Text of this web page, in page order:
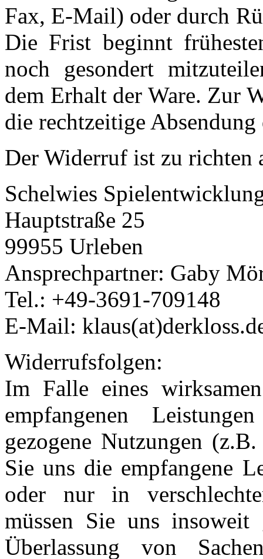
Fax, E-Mail) oder durch
Die Frist beginnt
noch gesondert
dem Erhalt der Ware. Zur
die rechtzeitige
Der Widerruf ist zu richten
Schelwies
Hauptstraße 25
99955 Urleben
Ansprechpartner: Gaby
Tel.: +49-3691-709148
E-Mail:
Widerrufsfolgen:
Im Falle eines
empfangenen
gezogene Nutzungen
Sie uns die empfangene
oder nur in
müssen Sie uns
Überlassung von